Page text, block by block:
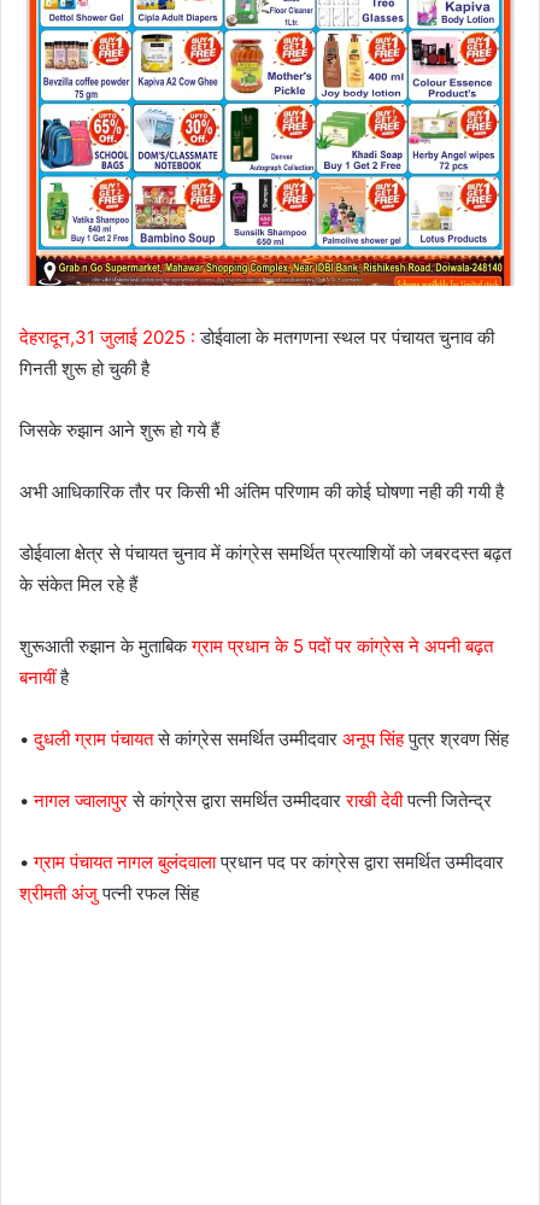
देहरादून,31 जुलाई 2025 : डोईवाला के मतगणना स्थल पर पंचायत चुनाव की
गिनती शुरू हो चुकी है
जिसके रुझान आने शुरू हो गये हैं
अभी आधिकारिक तौर पर किसी भी अंतिम परिणाम की कोई घोषणा नही की गयी है
डोईवाला क्षेत्र से पंचायत चुनाव में कांग्रेस समर्थित प्रत्याशियों को जबरदस्त बढ़त
के संकेत मिल रहे हैं
शुरूआती रुझान के मुताबिकग्राम प्रधान के 5 पदों पर कांग्रेस ने अपनी बढ़त
बनायींहै
•दुधली ग्राम पंचायतसे कांग्रेस समर्थित उम्मीदवार अनूप सिंहपुत्र श्रवण सिंह
•नागल ज्वालापुरसे कांग्रेस द्वारा समर्थित उम्मीदवारराखी देवीपत्नी जितेन्द्र
•ग्राम पंचायत नागल बुलंदवालाप्रधान पद पर कांग्रेस द्वारा समर्थित उम्मीदवार
श्रीमती अंजुपत्नी रफल सिंह